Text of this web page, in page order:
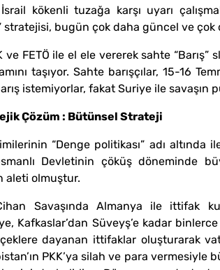
kökenli tuzağa karşı uyarı
stratejisi, bugün çok daha güncel ve çok
ve FETÖ ile el ele vererek sahte
taşıyor. Sahte barışçılar, 15-16
istemiyorlar, fakat Suriye ile savaşın
Çözüm : Bütünsel Strateji
“Denge politikası” adı
Devletinin çöküş döneminde
aleti olmuştur.
Savaşında Almanya ile ittifak
Kafkaslar’dan Süveyş’e kadar
dayanan ittifaklar oluşturarak
PKK’ya silah ve para